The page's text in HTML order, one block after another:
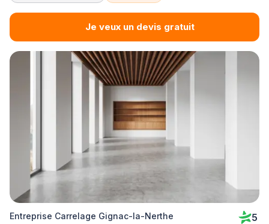
Je veux un devis gratuit
Entreprise Carrelage Gignac-la-Nerthe 5